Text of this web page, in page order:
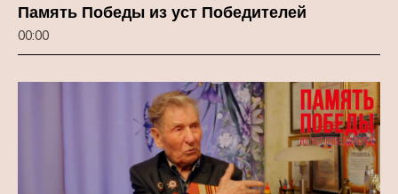
Память Победы из уст Победителей
00:00